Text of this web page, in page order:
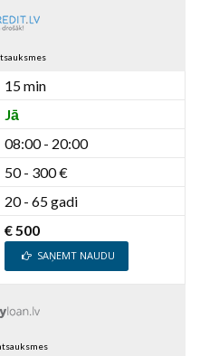
15 min
Jā
08:00 - 20:00
50 - 300 €
20 - 65 gadi
€ 500
SAŅEMT NAUDU